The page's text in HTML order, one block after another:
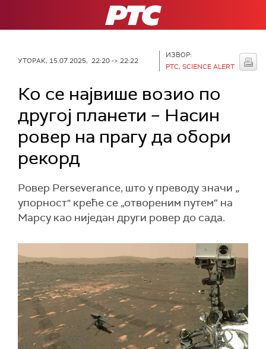
РТС
УТОРАК, 15.07.2025, 22:20 -> 22:22
ИЗВОР:
РТС, SCIENCE ALERT
Ко се највише возио по
другој планети – Насин
ровер на прагу да обори
рекорд
Ровер Perseverance, што у преводу значи „
упорност" креће се „отвореним путем“ на
Марсу као ниједан други ровер до сада.